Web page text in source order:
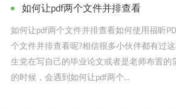
如何让pdf两个文件并排查看
如何让pdf两个文件并排查看如何使用福昕
个文件并排查看呢?相信很多小伙伴都有过
生党在写自己的毕业论文或者是老师布置的
的时候，会遇到如何让pdf两个...